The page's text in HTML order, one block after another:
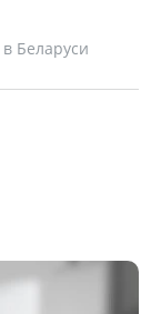
в Беларуси